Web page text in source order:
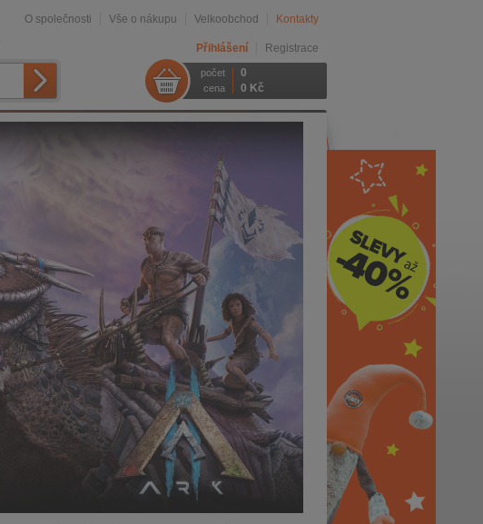
O společnosti Vše o nákupu Velkoobchod Kontakty
Přihlášení Registrace
počet 0
cena 0 Kč